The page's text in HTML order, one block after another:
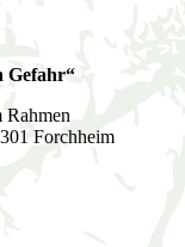
Gefahr“
Rahmen
Forchheim